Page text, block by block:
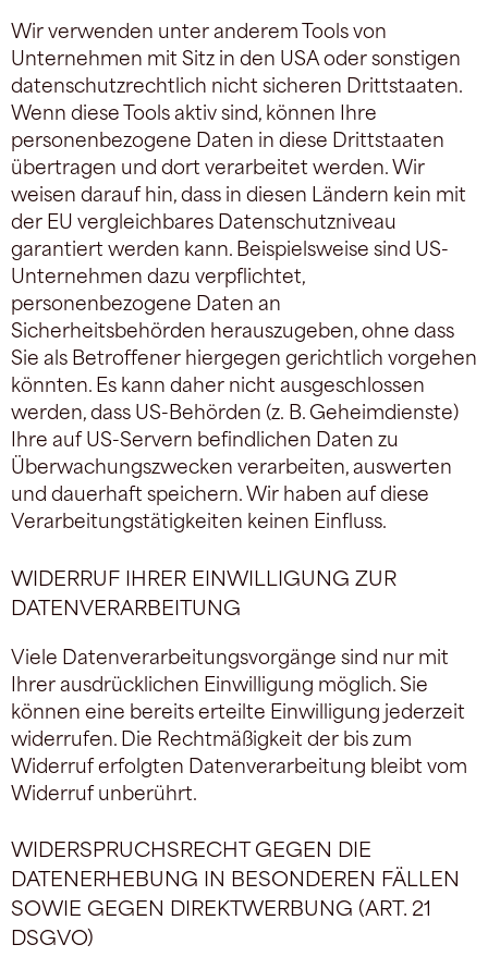
Wir verwenden unter anderem Tools von
Unternehmen mit Sitz in den USA oder sonstigen
datenschutzrechtlich nicht sicheren Drittstaaten.
Wenn diese Tools aktiv sind, können Ihre
personenbezogene Daten in diese Drittstaaten
übertragen und dort verarbeitet werden. Wir
weisen darauf hin, dass in diesen Ländern kein mit
der EU vergleichbares Datenschutzniveau
garantiert werden kann. Beispielsweise sind US-
Unternehmen dazu verpflichtet,
personenbezogene Daten an
Sicherheitsbehörden herauszugeben, ohne dass
Sie als Betroffener hiergegen gerichtlich vorgehen
könnten. Es kann daher nicht ausgeschlossen
werden, dass US-Behörden (z. B. Geheimdienste)
Ihre auf US-Servern befindlichen Daten zu
Überwachungszwecken verarbeiten, auswerten
und dauerhaft speichern. Wir haben auf diese
Verarbeitungstätigkeiten keinen Einfluss.
WIDERRUF IHRER EINWILLIGUNG ZUR
DATENVERARBEITUNG
Viele Datenverarbeitungsvorgänge sind nur mit
Ihrer ausdrücklichen Einwilligung möglich. Sie
können eine bereits erteilte Einwilligung jederzeit
widerrufen. Die Rechtmäßigkeit der bis zum
Widerruf erfolgten Datenverarbeitung bleibt vom
Widerruf unberührt.
WIDERSPRUCHSRECHT GEGEN DIE
DATENERHEBUNG IN BESONDEREN FÄLLEN
SOWIE GEGEN DIREKTWERBUNG (ART. 21
DSGVO)